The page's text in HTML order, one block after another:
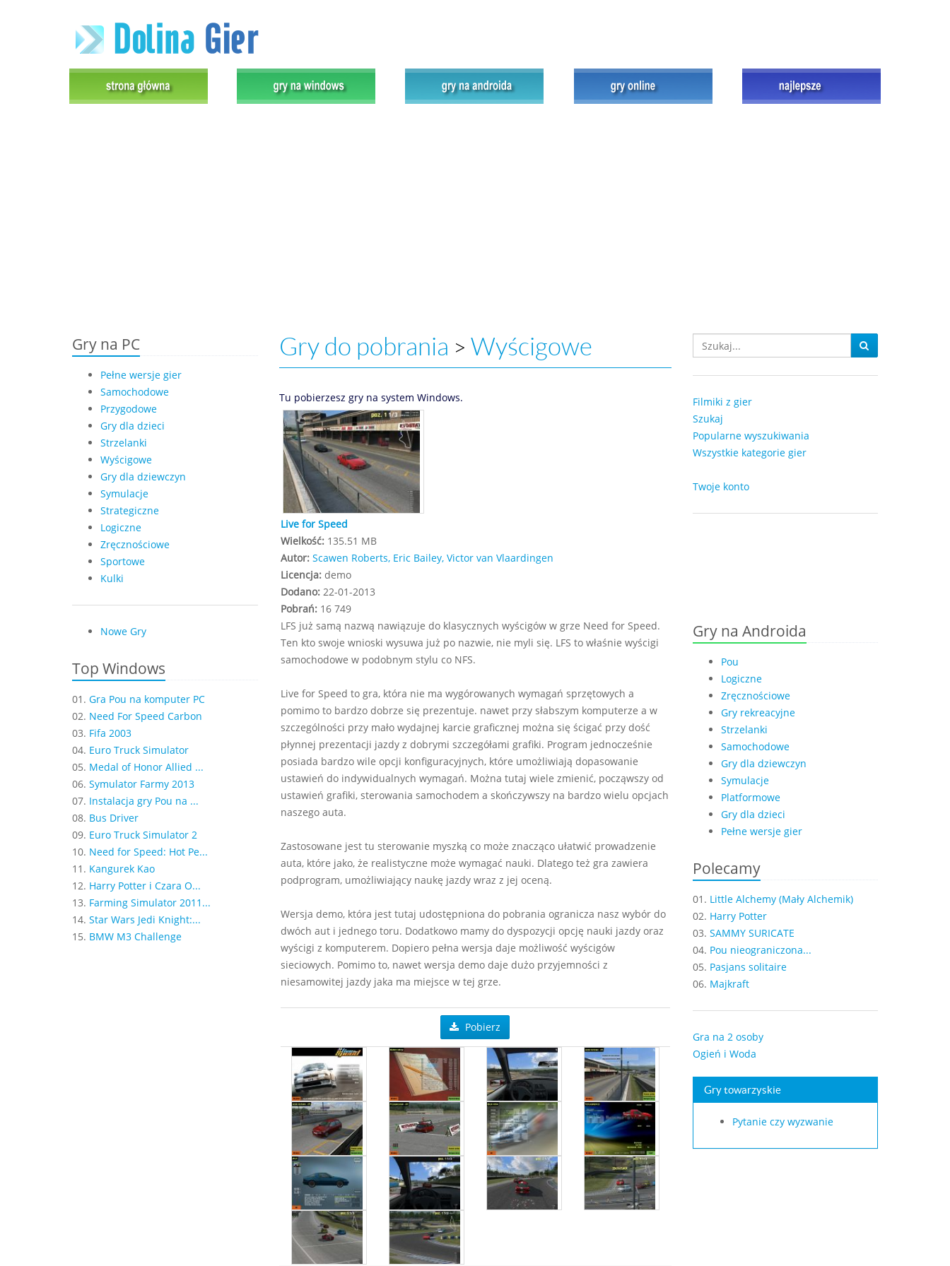
Gry na PC
Pełne wersje gier
Samochodowe
Przygodowe
Gry dla dzieci
Strzelanki
Wyścigowe
Gry dla dziewczyn
Symulacje
Strategiczne
Logiczne
Zręcznościowe
Sportowe
Kulki
Nowe Gry
Top Windows
01. Gra Pou na komputer PC
02. Need For Speed Carbon
03. Fifa 2003
04. Euro Truck Simulator
05. Medal of Honor Allied ...
06. Symulator Farmy 2013
07. Instalacja gry Pou na ...
08. Bus Driver
09. Euro Truck Simulator 2
10. Need for Speed: Hot Pe...
11. Kangurek Kao
12. Harry Potter i Czara O...
13. Farming Simulator 2011...
14. Star Wars Jedi Knight:...
15. BMW M3 Challenge
Gry do pobrania > Wyścigowe
Tu pobierzesz gry na system Windows.
Live for Speed
Wielkość:135.51 MB
Autor: Scawen Roberts, Eric Bailey, Victor van Vlaardingen
Licencja:demo
Dodano:22-01-2013
Pobrań:16 749
LFS już samą nazwą nawiązuje do klasycznych wyścigów w grze Need for Speed.
Ten kto swoje wnioski wysuwa już po nazwie, nie myli się. LFS to właśnie wyścigi
samochodowe w podobnym stylu co NFS.
Live for Speed to gra, która nie ma wygórowanych wymagań sprzętowych a
pomimo to bardzo dobrze się prezentuje. nawet przy słabszym komputerze a w
szczególności przy mało wydajnej karcie graficznej można się ścigać przy dość
płynnej prezentacji jazdy z dobrymi szczegółami grafiki. Program jednocześnie
posiada bardzo wile opcji konfiguracyjnych, które umożliwiają dopasowanie
ustawień do indywidualnych wymagań. Można tutaj wiele zmienić, począwszy od
ustawień grafiki, sterowania samochodem a skończywszy na bardzo wielu opcjach
naszego auta.
Zastosowane jest tu sterowanie myszką co może znacząco ułatwić prowadzenie
auta, które jako, że realistyczne może wymagać nauki. Dlatego też gra zawiera
podprogram, umożliwiający naukę jazdy wraz z jej oceną.
Wersja demo, która jest tutaj udostępniona do pobrania ogranicza nasz wybór do
dwóch aut i jednego toru. Dodatkowo mamy do dyspozycji opcję nauki jazdy oraz
wyścigi z komputerem. Dopiero pełna wersja daje możliwość wyścigów
sieciowych. Pomimo to, nawet wersja demo daje dużo przyjemności z
niesamowitej jazdy jaka ma miejsce w tej grze.
Pobierz
Filmiki z gier
Szukaj
Popularne wyszukiwania
Wszystkie kategorie gier
Twoje konto
Gry na Androida
Pou
Logiczne
Zręcznościowe
Gry rekreacyjne
Strzelanki
Samochodowe
Gry dla dziewczyn
Symulacje
Platformowe
Gry dla dzieci
Pełne wersje gier
Polecamy
01. Little Alchemy (Mały Alchemik)
02. Harry Potter
03. SAMMY SURICATE
04. Pou nieograniczona...
05. Pasjans solitaire
06. Majkraft
Gra na 2 osoby
Ogień i Woda
Gry towarzyskie
Pytanie czy wyzwanie